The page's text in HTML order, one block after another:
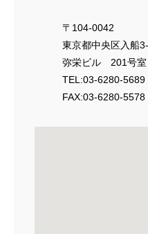
〒104-0042
東京都中央区入船
弥栄ビル 201号室
TEL:03-6280-5689
FAX:03-6280-5578